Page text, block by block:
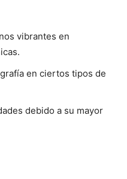
vibrantes en
en ciertos tipos de
debido a su mayor